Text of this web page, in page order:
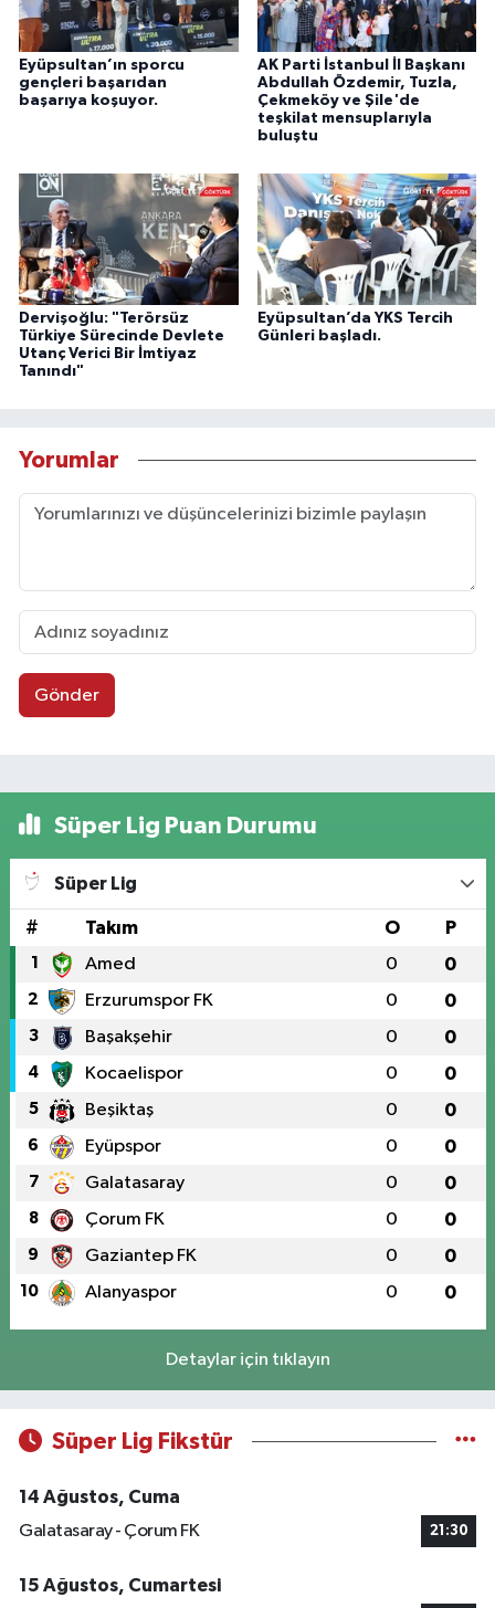
Eyüpsultan’ın sporcu
gençleri başarıdan
başarıya koşuyor.
AK Parti İstanbul İl Başkanı
Abdullah Özdemir, Tuzla,
Çekmeköy ve Şile'de
teşkilat mensuplarıyla
buluştu
Dervişoğlu: "Terörsüz
Türkiye Sürecinde Devlete
Utanç Verici Bir İmtiyaz
Tanındı"
Eyüpsultan’da YKS Tercih
Günleri başladı.
Yorumlar
Gönder
Süper Lig Puan Durumu
Süper Lig
# Takım O P
1 Amed 0 0
2 Erzurumspor FK 0 0
3 Başakşehir 0 0
4 Kocaelispor 0 0
5 Beşiktaş 0 0
6 Eyüpspor 0 0
7 Galatasaray 0 0
8 Çorum FK 0 0
9 Gaziantep FK 0 0
10 Alanyaspor 0 0
Detaylar için tıklayın
Süper Lig Fikstür
14 Ağustos, Cuma
Galatasaray - Çorum FK
21:30
15 Ağustos, Cumartesi